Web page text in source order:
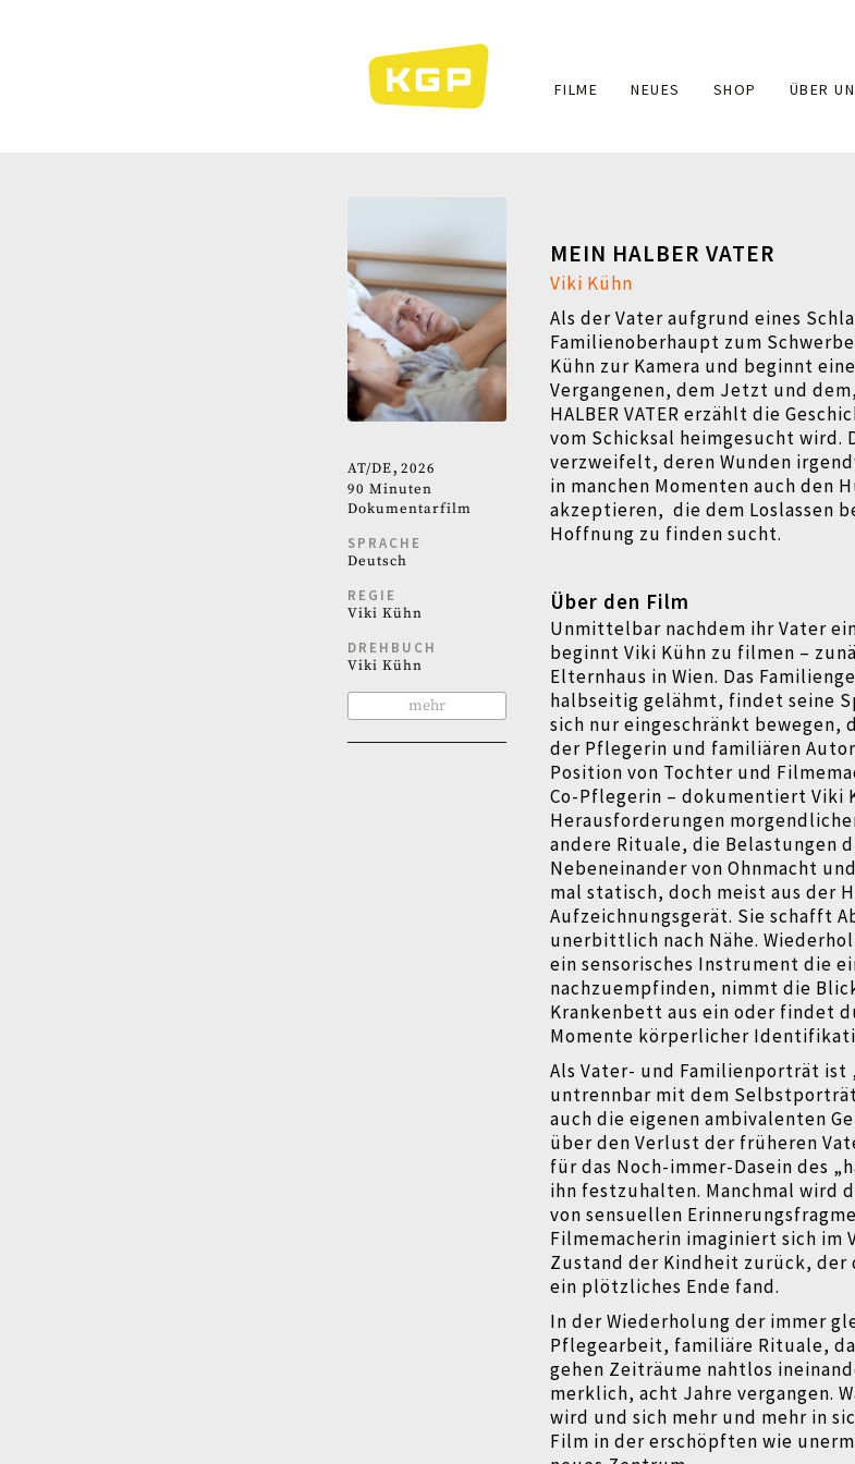
Main
FILME NEUES SHOP ÜBER
AT DE 2026
90 Minuten
Dokumentarfilm
SPRACHE
Deutsch
REGIE
Viki Kühn
DREHBUCH
Viki Kühn
mehr
MEIN HALBER VATER
Viki Kühn
Als der Vater aufgrund eines
Familienoberhaupt zum
Kühn zur Kamera und beginnt
Vergangenen, dem Jetzt und
HALBER VATER erzählt die
vom Schicksal heimgesucht wird.
verzweifelt, deren Wunden
in manchen Momenten auch den
akzeptieren, die dem Loslassen
Hoffnung zu finden sucht.
Über den Film
Unmittelbar nachdem ihr Vater
beginnt Viki Kühn zu filmen –
Elternhaus in Wien. Das
halbseitig gelähmt, findet seine
sich nur eingeschränkt
der Pflegerin und familiären
Position von Tochter und
Co-Pflegerin – dokumentiert Viki
Herausforderungen
andere Rituale, die Belastungen
Nebeneinander von Ohnmacht
mal statisch, doch meist aus der
Aufzeichnungsgerät. Sie schafft
unerbittlich nach Nähe.
ein sensorisches Instrument die
nachzuempfinden, nimmt die
Krankenbett aus ein oder findet
Momente körperlicher
Als Vater- und Familienporträt ist
untrennbar mit dem
auch die eigenen ambivalenten
über den Verlust der früheren
für das Noch-immer-Dasein des
ihn festzuhalten. Manchmal wird
von sensuellen
Filmemacherin imaginiert sich im
Zustand der Kindheit zurück, der
ein plötzliches Ende fand.
In der Wiederholung der immer
Pflegearbeit, familiäre Rituale,
gehen Zeiträume nahtlos
merklich, acht Jahre vergangen.
wird und sich mehr und mehr in
Film in der erschöpften wie